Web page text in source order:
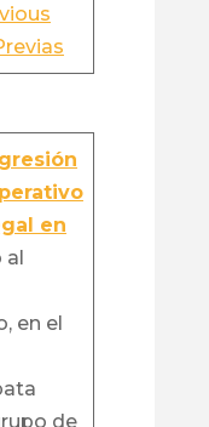
en
al
en el
de